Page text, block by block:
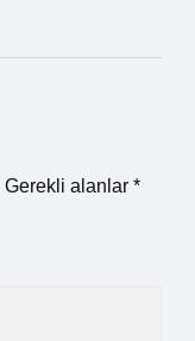
Gerekli alanlar *